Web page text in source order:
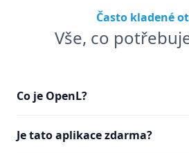
Často kladené
Vše, co
Co je OpenL?
Je tato aplikace zdarma?